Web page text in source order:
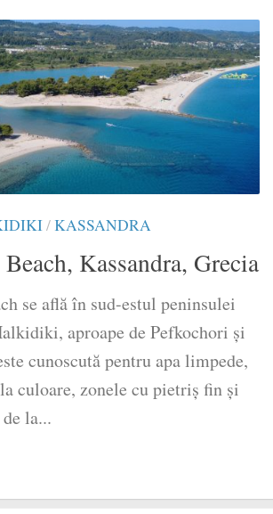
/KASSANDRA
Kassandra, Grecia
se află în sud-estul peninsulei
aproape de Pefkochori și
cunoscută pentru apa limpede,
culoare, zonele cu pietriș fin și
la...